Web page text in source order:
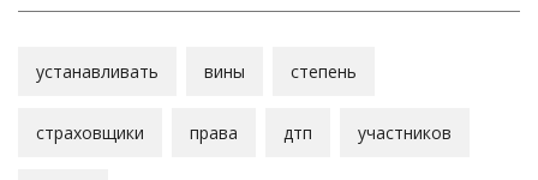
устанавливать вины степень
страховщики права дтп участников